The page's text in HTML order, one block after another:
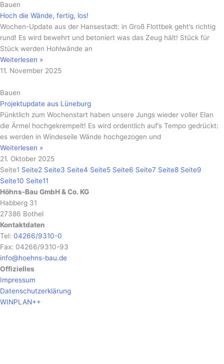
Bauen
Hoch die Wände, fertig, los!
Wochen-Update aus der Hansestadt: in Groß Flottbek geht’s richtig
rund! Es wird bewehrt und betoniert was das Zeug hält! Stück für
Stück werden Hohlwände an
Weiterlesen »
11. November 2025
Bauen
Projektupdate aus Lüneburg
Pünktlich zum Wochenstart haben unsere Jungs wieder voller Elan
die Ärmel hochgekrempelt! Es wird ordentlich auf’s Tempo gedrückt:
es werden in Windeseile Wände hochgezogen und
Weiterlesen »
21. Oktober 2025
Seite1 Seite2 Seite3 Seite4 Seite5 Seite6 Seite7 Seite8 Seite9
Seite10 Seite11
Höhns-Bau GmbH & Co. KG
Habberg 31
27386 Bothel
Kontaktdaten
Tel: 04266/9310-0
Fax: 04266/9310-93
info@hoehns-bau.de
Offizielles
Impressum
Datenschutzerklärung
WINPLAN++